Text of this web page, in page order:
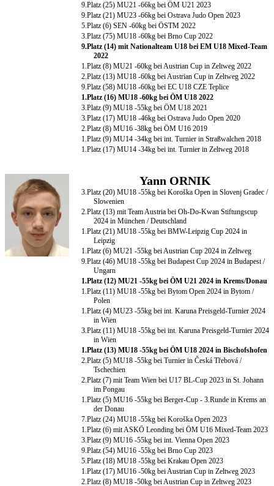
9.Platz (25) MU21 -66kg bei ÖM U21 2023
9.Platz (21) MU23 -66kg bei Ostrava Judo Open 2023
5.Platz (6) SEN -60kg bei ÖSTM 2022
3.Platz (75) MU18 -60kg bei Brno Cup 2022
9.Platz (14) mit Nationalteam U18 bei EM U18 Mixed-Team
2022
1.Platz (8) MU21 -60kg bei Austrian Cup in Zeltweg 2022
2.Platz (13) MU18 -60kg bei Austrian Cup in Zeltweg 2022
9.Platz (58) MU18 -60kg bei EC U18 CZE Teplice
1.Platz (16) MU18 -60kg bei ÖM U18 2022
3.Platz (9) MU18 -55kg bei ÖM U18 2021
3.Platz (17) MU18 -46kg bei Ostrava Judo Open 2020
2.Platz (8) MU16 -38kg bei ÖM U16 2019
1.Platz (9) MU14 -34kg bei int. Turnier in Straßwalchen 2018
1.Platz (17) MU14 -34kg bei int. Turnier in Zeltweg 2018
Yann ORNIK
3.Platz (20) MU18 -55kg bei Koroška Open in Slovenj Gradec /
Slowenien
2.Platz (13) mit Team Austria bei Oh-Do-Kwan Stiftungscup
2024 in München / Deutschland
1.Platz (21) MU18 -55kg bei BMW-Leipzig Cup 2024 in
Leipzig
1.Platz (6) MU21 -55kg bei Austrian Cup 2024 in Zeltweg
9.Platz (46) MU18 -55kg bei Budapest Cup 2024 in Budapest /
Ungarn
1.Platz (12) MU21 -55kg bei ÖM U21 2024 in Krems/Donau
1.Platz (11) MU18 -55kg bei Bytom Open 2024 in Bytom /
Polen
1.Platz (4) MU23 -55kg bei int. Karuna Preisgeld-Turnier 2024
in Wien
3.Platz (11) MU18 -55kg bei int. Karuna Preisgeld-Turnier 2024
in Wien
1.Platz (13) MU18 -55kg bei ÖM U18 2024 in Bischofshofen
2.Platz (5) MU18 -55kg bei Turnier in Česká Třebová /
Tschechien
2.Platz (7) mit Team Wien bei U17 BL-Cup 2023 in St. Johann
im Pongau
1.Platz (5) MU16 -55kg bei Berger-Cup - 3.Runde in Krems an
der Donau
7.Platz (24) MU18 -55kg bei Koroška Open 2023
1.Platz (6) mit ASKÖ Leonding bei ÖM U16 Mixed-Team 2023
3.Platz (9) MU16 -55kg bei int. Vienna Open 2023
9.Platz (54) MU16 -55kg bei Brno Cup 2023
5.Platz (18) MU18 -55kg bei Krakau Open 2023
1.Platz (17) MU16 -50kg bei Austrian Cup in Zeltweg 2023
2.Platz (8) MU18 -50kg bei Austrian Cup in Zeltweg 2023